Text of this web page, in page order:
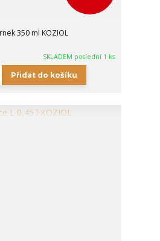
350 ml KOZIOL
SKLADEM poslední 1 ks
Přidat do košíku